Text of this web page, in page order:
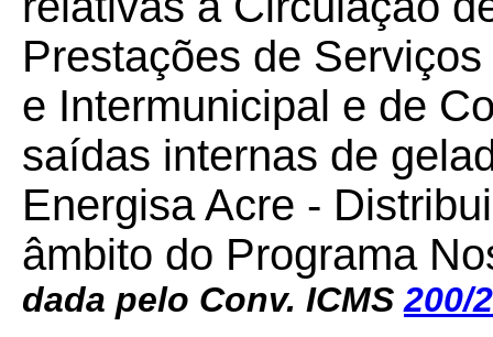
Prestações de
e Intermunicipal e de
saídas internas de
Energisa Acre -
âmbito do Programa
dada pelo Conv. ICMS200/